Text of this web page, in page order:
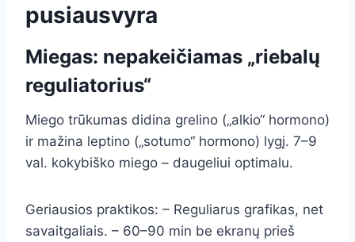
pusiausvyra
Miegas: nepakeičiamas „riebalų
reguliatorius“
Miego trūkumas didina grelino („alkio“ hormono)
ir mažina leptino („sotumo“ hormono) lygį. 7–9
val. kokybiško miego – daugeliui optimalu.
Geriausios praktikos: – Reguliarus grafikas, net
savaitgaliais. – 60–90 min be ekranų prieš